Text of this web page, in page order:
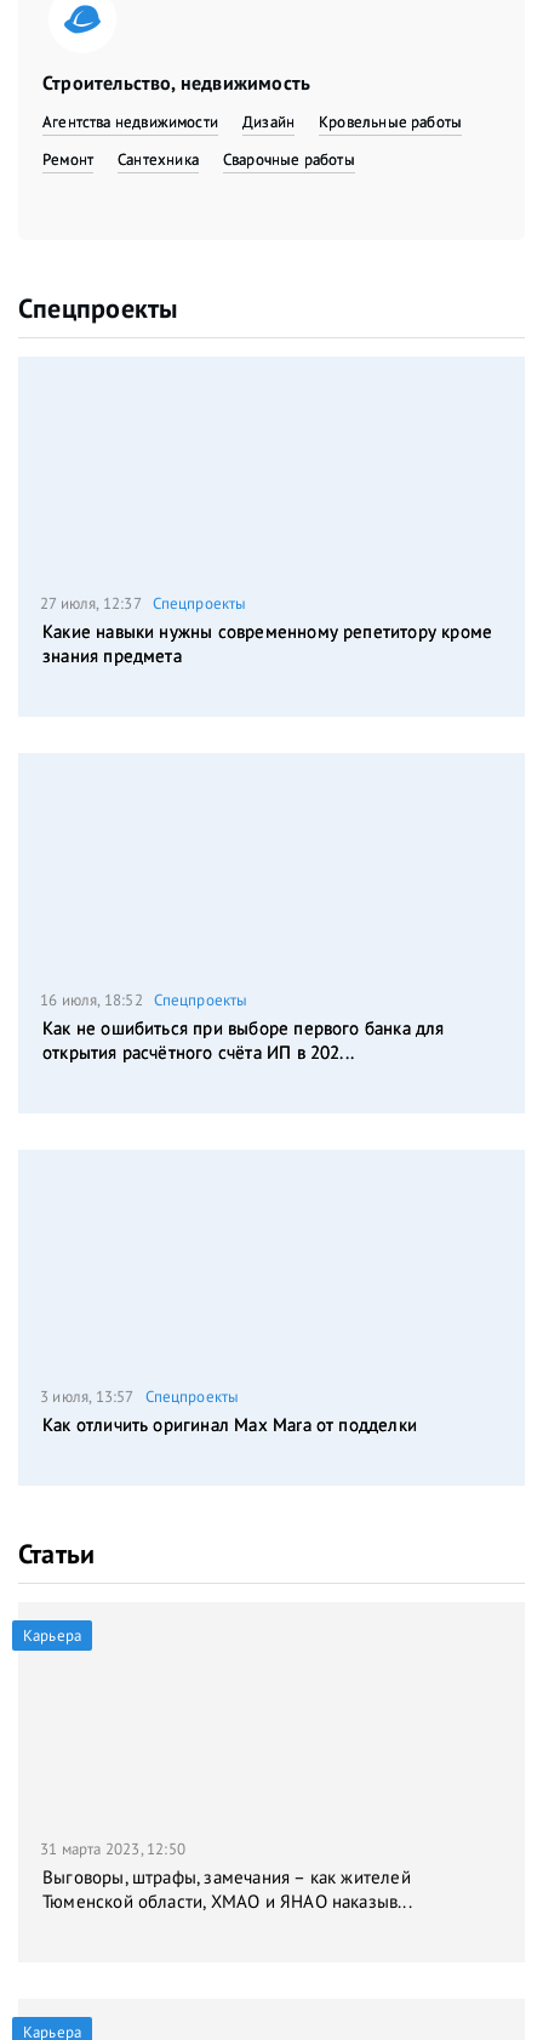
Строительство, недвижимость
Агентства недвижимости Дизайн
Кровельные работы
Ремонт
Сантехника Сварочные работы
Спецпроекты
27 июля, 12:37 Спецпроекты
Какие навыки нужны современному репетитору кроме
знания предмета
16 июля, 18:52 Спецпроекты
Как не ошибиться при выборе первого банка для
открытия расчётного счёта ИП в 202...
3 июля, 13:57 Спецпроекты
Как отличить оригинал Max Mara от подделки
Статьи
Карьера
31 марта 2023, 12:50
Выговоры, штрафы, замечания – как жителей
Тюменской области, ХМАО и ЯНАО наказыв...
Карьера